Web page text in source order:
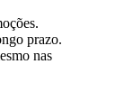
prazo.
nas